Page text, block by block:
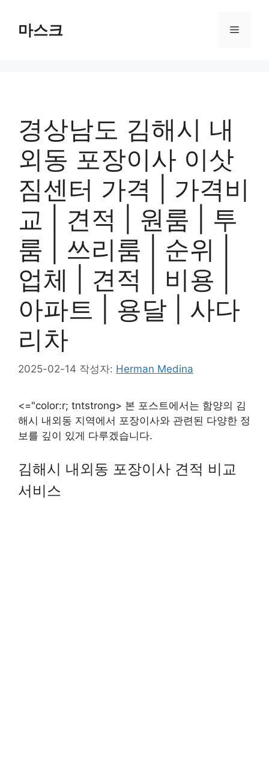
마스크 메
경상남도 김해시 내
외동 포장이사 이삿
짐센터 가격 | 가격비
교 | 견적 | 원룸 | 투
룸 | 쓰리룸 | 순위 |
업체 | 견적 | 비용 |
아파트 | 용달 | 사다
리차
2025-02-14 작성자: Herman Medina
<="color:r; tntstrong> 본 포스트에서는 함양의 김
해시 내외동 지역에서 포장이사와 관련된 다양한 정
보를 깊이 있게 다루겠습니다.
김해시 내외동 포장이사 견적 비교
서비스